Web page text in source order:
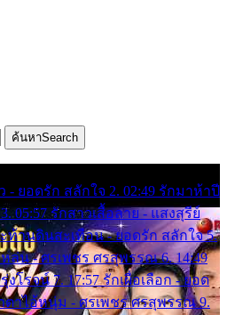
ค้นหาSearch
- ยอดรัก สลักใจ 2. 02:49 รักมาห้าปี
05:57 รักสาวเสื้อลาย - แสงสุรีย์
ะท้านดินสะเทือน - ยอดรัก สลักใจ 5.
ล่น - ศรเพชร ศรสุพรรณ 6. 14:49
งโรจน์ 7. 17:57 รักเผื่อเลือก - ยอด
ตาไอ้หนุ่ม - ศรเพชร ศรสุพรรณ 9.